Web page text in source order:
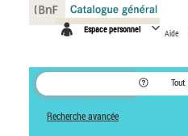
Espace personnel Aide
Tout
Recherche avancée
Panneau de gestion des cookies